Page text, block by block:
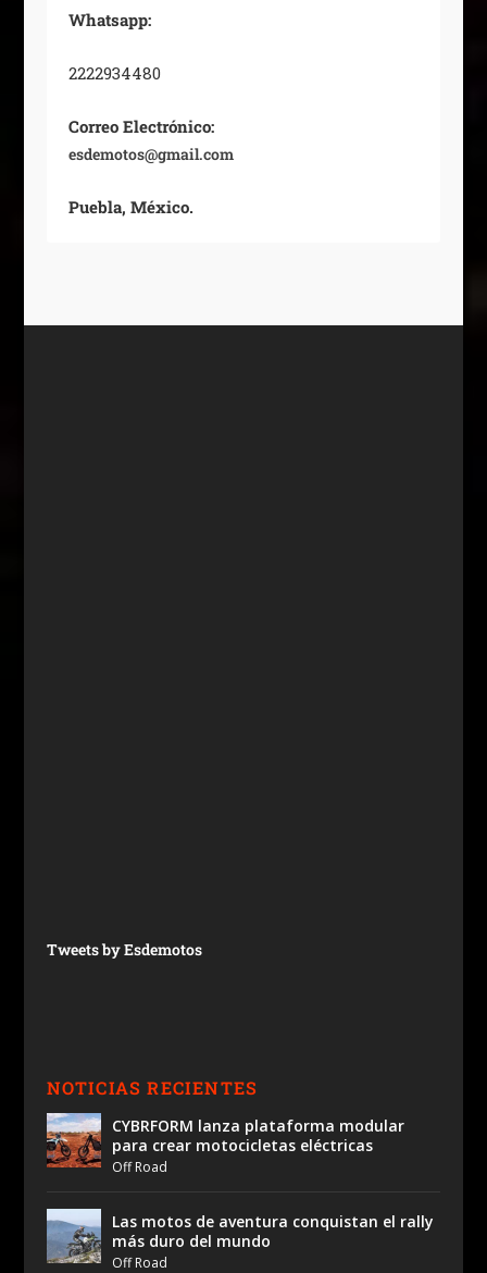
Whatsapp:
2222934480
Correo Electrónico:
esdemotos@gmail.com
Puebla, México.
Tweets by Esdemotos
NOTICIAS RECIENTES
CYBRFORM lanza plataforma modular
para crear motocicletas eléctricas
Off Road
Las motos de aventura conquistan el rally
más duro del mundo
Off Road